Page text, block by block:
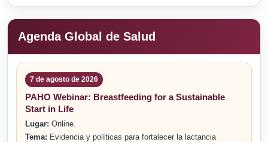
Agenda Global de Salud
7 de agosto de 2026
PAHO Webinar: Breastfeeding for a Sustainable
Start in Life
Lugar: Online.
Tema: Evidencia y políticas para fortalecer la lactancia